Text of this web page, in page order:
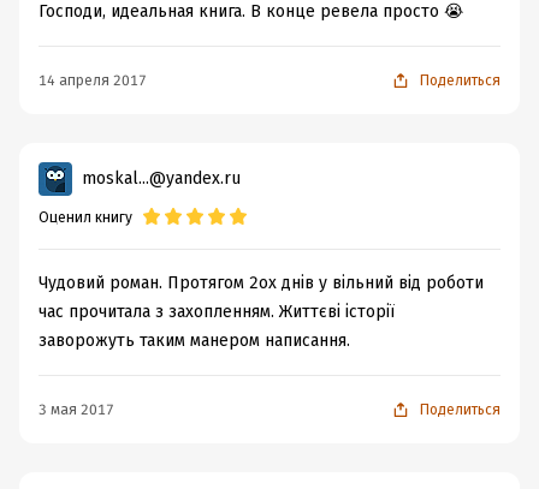
Господи, идеальная книга. В конце ревела просто 😭
14 апреля 2017 Поделиться
moskal...@yandex.ru
Оценил книгу
Чудовий роман. Протягом 2ох днів у вільний від роботи
час прочитала з захопленням. Життєві історії
заворожуть таким манером написання.
3 мая 2017 Поделиться